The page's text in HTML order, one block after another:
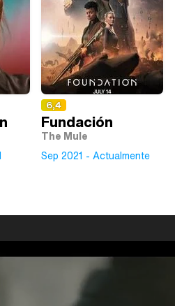
6,4
Fundación
The Mule
Sep 2021 - Actualmente